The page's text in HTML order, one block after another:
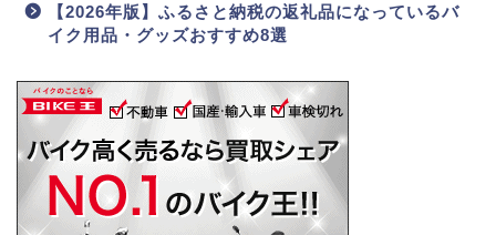
【2026年版】ふるさと納税の返礼品になっているバ
イク用品・グッズおすすめ8選